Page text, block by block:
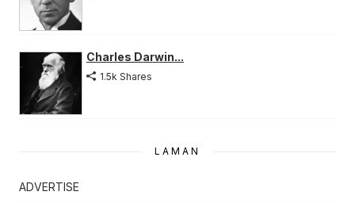
Charles Darwin...
1.5k Shares
LAMAN
ADVERTISE